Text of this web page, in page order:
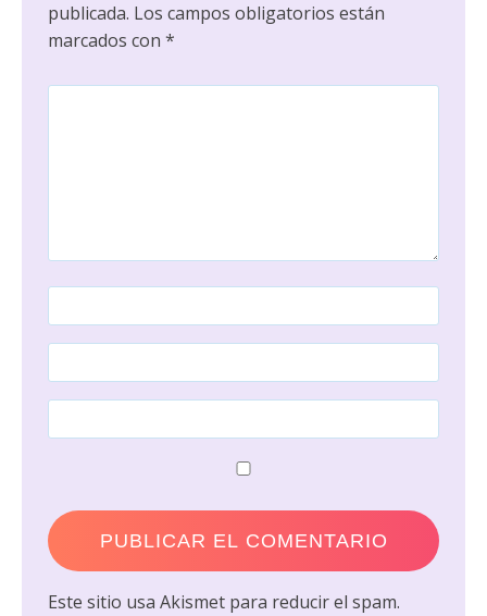
publicada. Los campos obligatorios están
marcados con *
Este sitio usa Akismet para reducir el spam.